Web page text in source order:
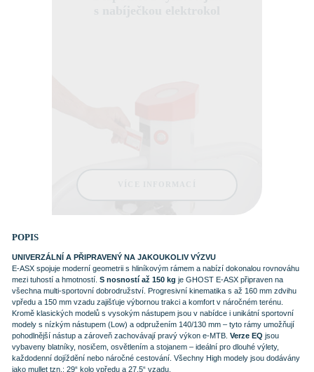
POPIS
UNIVERZÁLNÍ A PŘIPRAVENÝ NA JAKOUKOLIV VÝZVU
E-ASX spojuje moderní geometrii s hliníkovým rámem a nabízí dokonalou rovnováhu
mezi tuhostí a hmotností. S nosností až 150 kg je GHOST E-ASX připraven na
všechna multi-sportovní dobrodružství. Progresivní kinematika s až 160 mm zdvihu
vpředu a 150 mm vzadu zajišťuje výbornou trakci a komfort v náročném terénu.
Kromě klasických modelů s vysokým nástupem jsou v nabídce i unikátní sportovní
modely s nízkým nástupem (Low) a odpružením 140/130 mm – tyto rámy umožňují
pohodlnější nástup a zároveň zachovávají pravý výkon e-MTB. Verze EQ jsou
vybaveny blatníky, nosičem, osvětlením a stojanem – ideální pro dlouhé výlety,
každodenní dojíždění nebo náročné cestování. Všechny High modely jsou dodávány
jako mullet tzn.: 29“ kolo vpředu a 27,5“ vzadu.